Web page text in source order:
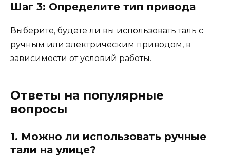
Шаг 3: Определите тип привода
Выберите, будете ли вы использовать таль с
ручным или электрическим приводом, в
зависимости от условий работы.
Ответы на популярные
вопросы
1. Можно ли использовать ручные
тали на улице?